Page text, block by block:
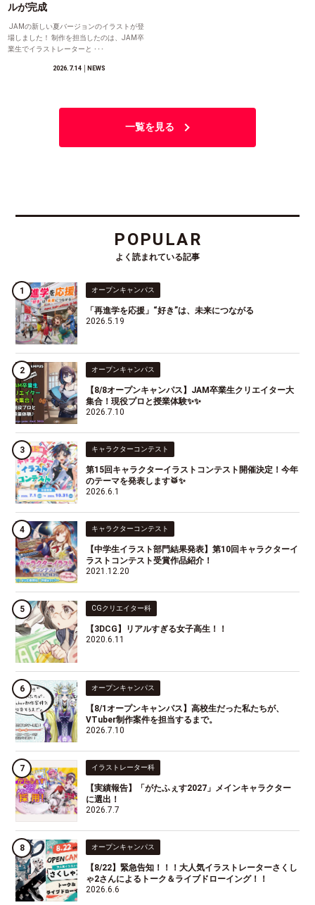
ルが完成
JAMの新しい夏バージョンのイラストが登
場しました！ 制作を担当したのは、JAM卒
業生でイラストレーターと ･･･
2026.7.14│NEWS
一覧を見る
POPULAR
よく読まれている記事
オープンキャンパス
「再進学を応援」“好き”は、未来につながる
2026.5.19
オープンキャンパス
【8/8オープンキャンパス】JAM卒業生クリエイター大
集合！現役プロと授業体験✨✨
2026.7.10
キャラクターコンテスト
第15回キャラクターイラストコンテスト開催決定！今年
のテーマを発表します🥁✨
2026.6.1
キャラクターコンテスト
【中学生イラスト部門結果発表】第10回キャラクターイ
ラストコンテスト受賞作品紹介！
2021.12.20
CGクリエイター科
【3DCG】リアルすぎる女子高生！！
2020.6.11
オープンキャンパス
【8/1オープンキャンパス】高校生だった私たちが、
VTuber制作案件を担当するまで。
2026.7.10
イラストレーター科
【実績報告】「がたふぇす2027」メインキャラクター
に選出！
2026.7.7
オープンキャンパス
【8/22】緊急告知！！！大人気イラストレーターさくし
ゃ2さんによるトーク＆ライブドローイング！！
2026.6.6